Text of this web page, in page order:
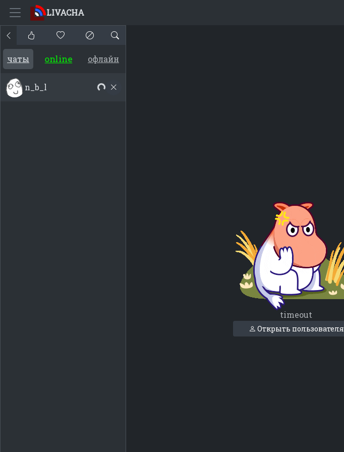
LIVACHA
чаты online офлайн
n_b_l
timeout
Открыть пользователя